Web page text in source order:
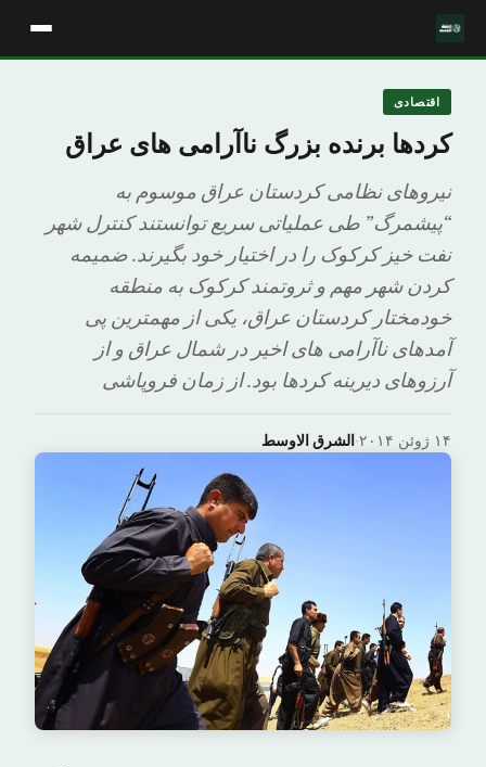
اقتصادی
کردها برنده بزرگ ناآرامی های عراق
نیروهای نظامی کردستان عراق موسوم به
“پیشمرگ” طی عملیاتی سریع توانستند کنترل شهر
نفت خیز کرکوک را در اختیار خود بگیرند. ضمیمه
کردن شهر مهم و ثروتمند کرکوک به منطقه
خودمختار کردستان عراق، یکی از مهمترین پی
آمدهای ناآرامی های اخیر در شمال عراق و از
آرزوهای دیرینه کردها بود. از زمان فروپاشی
الشرق الاوسط· ۱۴ ژوئن ۲۰۱۴